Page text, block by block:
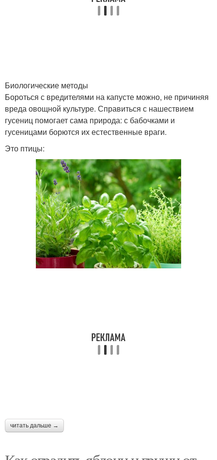
Биологические методы
Бороться с вредителями на капусте можно, не причиняя
вреда овощной культуре. Справиться с нашествием
гусениц помогает сама природа: с бабочками и
гусеницами борются их естественные враги.
Это птицы:
читать дальше →